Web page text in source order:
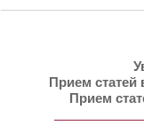
Прием
Прием